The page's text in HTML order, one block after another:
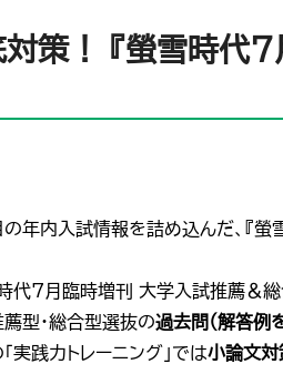
策！ 『螢雪時代
年内入試情報を詰め込んだ、『
時代7月臨時増刊 大学入試推薦＆総
型・総合型選抜の過去問（解答例
実践力トレーニング」では小論文対